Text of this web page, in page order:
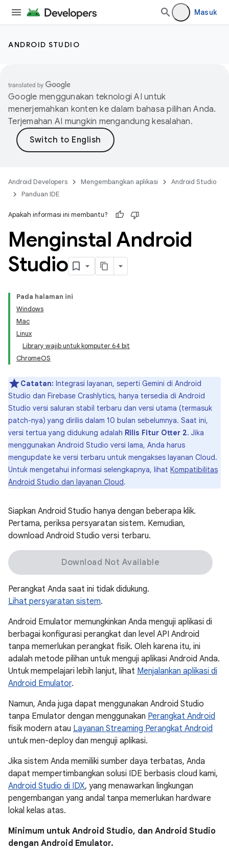
Masuk
ANDROID STUDIO
Google menggunakan teknologi AI untuk
menerjemahkan konten ke dalam bahasa pilihan Anda.
Terjemahan AI mungkin mengandung kesalahan.
Android Developers Mengembangkan aplikasi
Android Studio
Panduan IDE
Apakah informasi ini membantu?
Menginstal Android
Studio
Pada halaman ini
Windows
Mac
Linux
Library wajib untuk komputer 64 bit
ChromeOS
Catatan: Integrasi layanan, seperti Gemini di Android
Studio dan Firebase Crashlytics, hanya tersedia di Android
Studio versi saluran stabil terbaru dan versi utama (termasuk
patch-nya) yang dirilis dalam 10 bulan sebelumnya. Saat ini,
versi tertua yang didukung adalah Rilis Fitur Otter 2. Jika
menggunakan Android Studio versi lama, Anda harus
mengupdate ke versi terbaru untuk mengakses layanan Cloud.
Untuk mengetahui informasi selengkapnya, lihat Kompatibilitas
Android Studio dan layanan Cloud.
Siapkan Android Studio hanya dengan beberapa klik.
Pertama, periksa persyaratan sistem. Kemudian,
download Android Studio versi terbaru.
Download Not Available
Perangkat Anda saat ini tidak didukung.
Lihat persyaratan sistem.
Android Emulator memungkinkan Anda menguji aplikasi di
berbagai konfigurasi perangkat dan level API Android
tanpa memerlukan perangkat fisik. Oleh karena itu, ini
adalah metode pilihan untuk menguji aplikasi Android Anda.
Untuk mempelajari lebih lanjut, lihat Menjalankan aplikasi di
Android Emulator.
Namun, Anda juga dapat menggunakan Android Studio
tanpa Emulator dengan menggunakan Perangkat Android
fisik modern atau Layanan Streaming Perangkat Android
untuk men-deploy dan menguji aplikasi.
Jika sistem Anda memiliki sumber daya terbatas, Anda
dapat mempertimbangkan solusi IDE berbasis cloud kami,
Android Studio di IDX, yang menawarkan lingkungan
pengembangan yang andal tanpa memerlukan hardware
lokal kelas atas.
Minimum untuk Android Studio, dan Android Studio
dengan Android Emulator.